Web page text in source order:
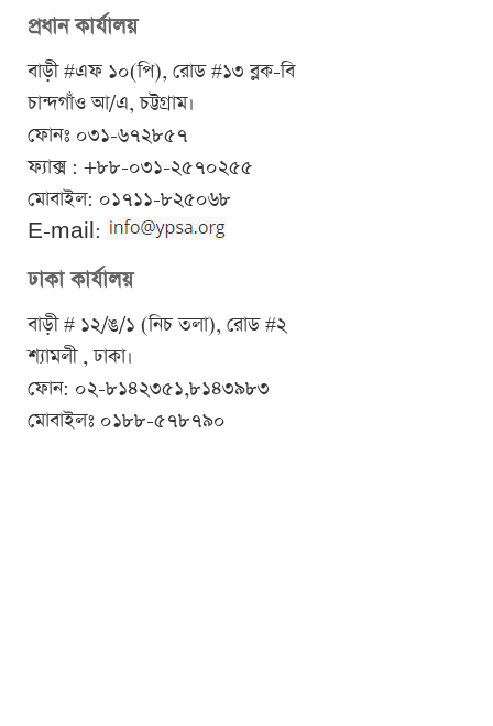
প্রধান কার্যালয়
বাড়ী #এফ ১০(পি), রোড #১৩ ব্লক-বি
চান্দগাঁও আ/এ, চট্টগ্রাম।
ফোনঃ ০৩১-৬৭২৮৫৭
ফ্যাক্স : +৮৮-০৩১-২৫৭০২৫৫
মোবাইল: ০১৭১১-৮২৫০৬৮
E-mail:
ঢাকা কার্যালয়
বাড়ী # ১২/ঙ/১ (নিচ তলা), রোড #২
শ্যামলী , ঢাকা।
ফোন: ০২-৮১৪২৩৫১,৮১৪৩৯৮৩
মোবাইলঃ ০১৮৮-৫৭৮৭৯০